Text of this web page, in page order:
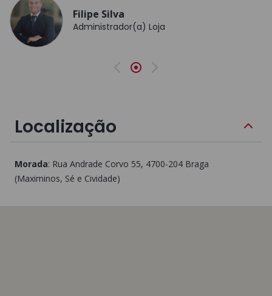
Filipe Silva
Administrador(a) Loja
AnteriorSeguinte
Localização
Morada: Rua Andrade Corvo 55, 4700-204 Braga
(Maximinos, Sé e Cividade)